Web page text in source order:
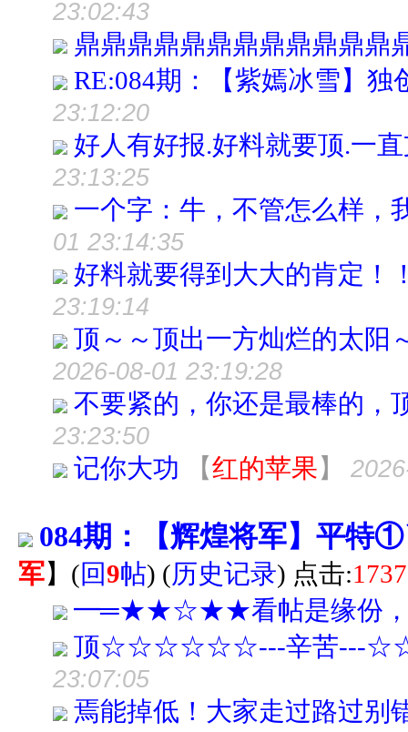
23:02:43
鼎鼎鼎鼎鼎鼎鼎鼎鼎鼎鼎鼎
RE:084期：【紫嫣冰雪】独
23:12:20
好人有好报.好料就要顶.一
23:13:25
一个字：牛，不管怎么样，
01 23:14:35
好料就要得到大大的肯定！
23:19:14
顶～～顶出一方灿烂的太阳
2026-08-01 23:19:28
不要紧的，你还是最棒的，
23:23:50
记你大功 【红的苹果】
084期：【辉煌将军】平特
军】 (回9帖) (历史记录) 点击:
━═★★☆★★看帖是缘份，
顶☆☆☆☆☆☆---辛苦---
23:07:05
焉能掉低！大家走过路过别